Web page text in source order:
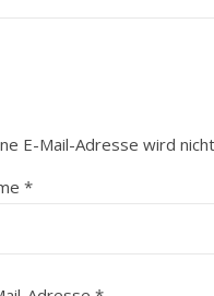
E-Mail-Adresse wird
*